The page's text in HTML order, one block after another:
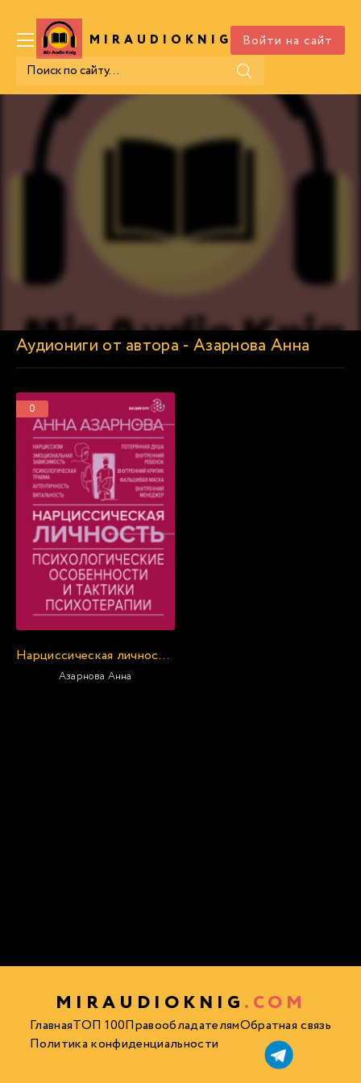
MIRAUDIOKNIG .COM
Войти на сайт
Аудиониги от автора - Азарнова Анна
0
Нарциссическая личность. Психологические особенности и тактики психотерапии
Азарнова Анна
MIRAUDIOKNIG .COM
ГлавнаяТОП 100ПравообладателямОбратная связь
Политика конфиденциальности